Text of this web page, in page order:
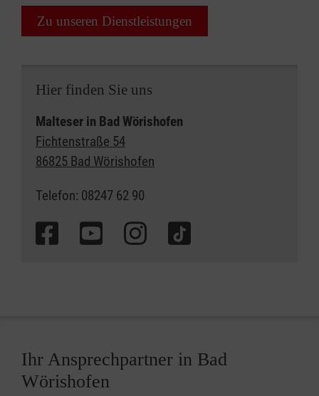
Zu unseren Dienstleistungen
Hier finden Sie uns
Malteser in Bad Wörishofen
Fichtenstraße 54
86825 Bad Wörishofen
Telefon: 08247 62 90
Ihr Ansprechpartner in Bad
Wörishofen